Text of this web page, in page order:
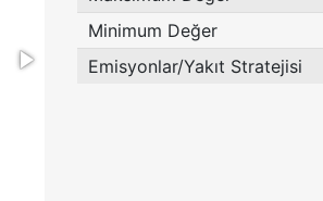
Minimum Değer
Emisyonlar/Yakıt Stratejisi